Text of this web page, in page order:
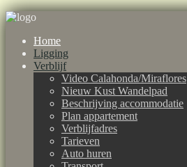
Home
Ligging
Verblijf
Video Calahonda/Miraflores
Nieuw Kust Wandelpad
Beschrijving accommodatie
Plan appartement
Verblijfadres
Tarieven
Auto huren